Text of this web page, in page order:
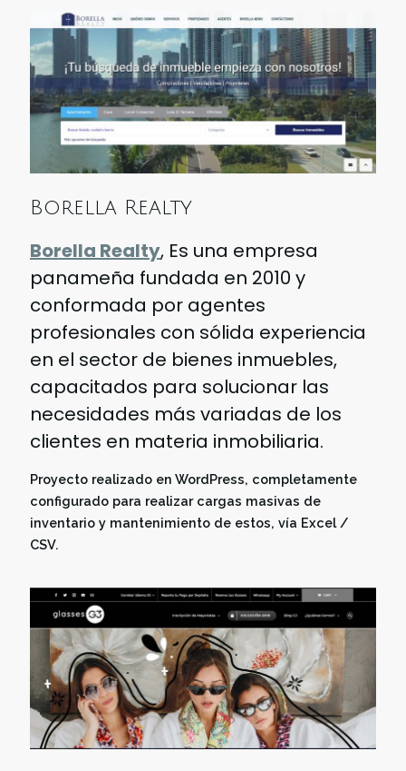
Borella Realty
Borella Realty, Es una empresa
panameña fundada en 2010 y
conformada por agentes
profesionales con sólida experiencia
en el sector de bienes inmuebles,
capacitados para solucionar las
necesidades más variadas de los
clientes en materia inmobiliaria.
Proyecto realizado en WordPress, completamente
configurado para realizar cargas masivas de
inventario y mantenimiento de estos, vía Excel /
CSV.